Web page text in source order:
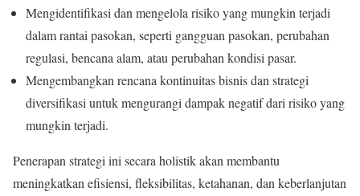
Mengidentifikasi dan mengelola risiko yang mungkin terjadi
dalam rantai pasokan, seperti gangguan pasokan, perubahan
regulasi, bencana alam, atau perubahan kondisi pasar.
Mengembangkan rencana kontinuitas bisnis dan strategi
diversifikasi untuk mengurangi dampak negatif dari risiko yang
mungkin terjadi.
Penerapan strategi ini secara holistik akan membantu
meningkatkan efisiensi, fleksibilitas, ketahanan, dan keberlanjutan